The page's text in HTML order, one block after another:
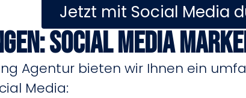
Jetzt mit Social Media
Social Media
Agentur bieten wir Ihnen ein
Media: